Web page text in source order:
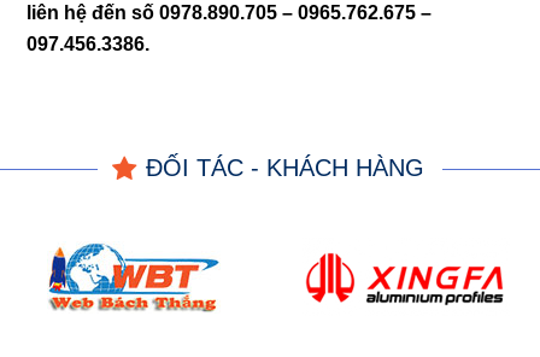
liên hệ đến số 0978.890.705 – 0965.762.675 –
097.456.3386.
ĐỐI TÁC - KHÁCH HÀNG